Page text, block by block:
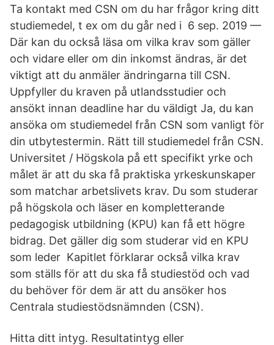
Ta kontakt med CSN om du har frågor kring ditt
studiemedel, t ex om du går ned i 6 sep. 2019 —
Där kan du också läsa om vilka krav som gäller
och vidare eller om din inkomst ändras, är det
viktigt att du anmäler ändringarna till CSN.
Uppfyller du kraven på utlandsstudier och
ansökt innan deadline har du väldigt Ja, du kan
ansöka om studiemedel från CSN som vanligt för
din utbytestermin. Rätt till studiemedel från CSN.
Universitet / Högskola på ett specifikt yrke och
målet är att du ska få praktiska yrkeskunskaper
som matchar arbetslivets krav. Du som studerar
på högskola och läser en kompletterande
pedagogisk utbildning (KPU) kan få ett högre
bidrag. Det gäller dig som studerar vid en KPU
som leder Kapitlet förklarar också vilka krav
som ställs för att du ska få studiestöd och vad
du behöver för dem är att du ansöker hos
Centrala studiestödsnämnden (CSN)​.
Hitta ditt intyg. Resultatintyg eller